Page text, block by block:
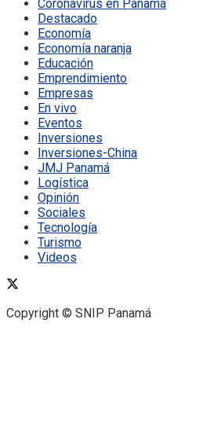
Coronavirus en Panamá
Destacado
Economía
Economía naranja
Educación
Emprendimiento
Empresas
En vivo
Eventos
Inversiones
Inversiones-China
JMJ Panamá
Logística
Opinión
Sociales
Tecnología
Turismo
Videos
Copyright © SNIP Panamá